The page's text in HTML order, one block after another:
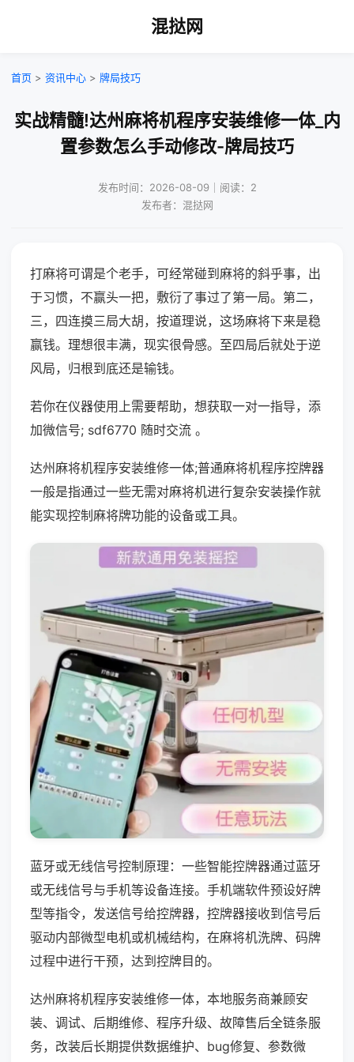
混挞网
首页 > 资讯中心 > 牌局技巧
实战精髓!达州麻将机程序安装维修一体_内
置参数怎么手动修改-牌局技巧
发布时间：2026-08-09｜阅读：2
发布者：混挞网
打麻将可谓是个老手，可经常碰到麻将的斜乎事，出
于习惯，不赢头一把，敷衍了事过了第一局。第二，
三，四连摸三局大胡，按道理说，这场麻将下来是稳
赢钱。理想很丰满，现实很骨感。至四局后就处于逆
风局，归根到底还是输钱。
若你在仪器使用上需要帮助，想获取一对一指导，添
加微信号; sdf6770 随时交流 。
达州麻将机程序安装维修一体;普通麻将机程序控牌器
一般是指通过一些无需对麻将机进行复杂安装操作就
能实现控制麻将牌功能的设备或工具。
蓝牙或无线信号控制原理：一些智能控牌器通过蓝牙
或无线信号与手机等设备连接。手机端软件预设好牌
型等指令，发送信号给控牌器，控牌器接收到信号后
驱动内部微型电机或机械结构，在麻将机洗牌、码牌
过程中进行干预，达到控牌目的。
达州麻将机程序安装维修一体，本地服务商兼顾安
装、调试、后期维修、程序升级、故障售后全链条服
务，改装后长期提供数据维护、bug修复、参数微